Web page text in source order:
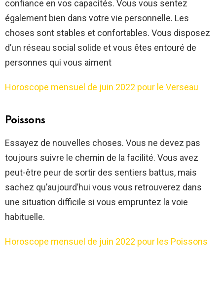
confiance en vos capacités. Vous vous sentez
également bien dans votre vie personnelle. Les
choses sont stables et confortables. Vous disposez
d’un réseau social solide et vous êtes entouré de
personnes qui vous aiment
Horoscope mensuel de juin 2022 pour le Verseau
Poissons
Essayez de nouvelles choses. Vous ne devez pas
toujours suivre le chemin de la facilité. Vous avez
peut-être peur de sortir des sentiers battus, mais
sachez qu’aujourd’hui vous vous retrouverez dans
une situation difficile si vous empruntez la voie
habituelle.
Horoscope mensuel de juin 2022 pour les Poissons